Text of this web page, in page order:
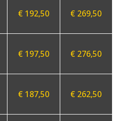
€ 192,50 € 269,50
€ 197,50 € 276,50
€ 187,50 € 262,50